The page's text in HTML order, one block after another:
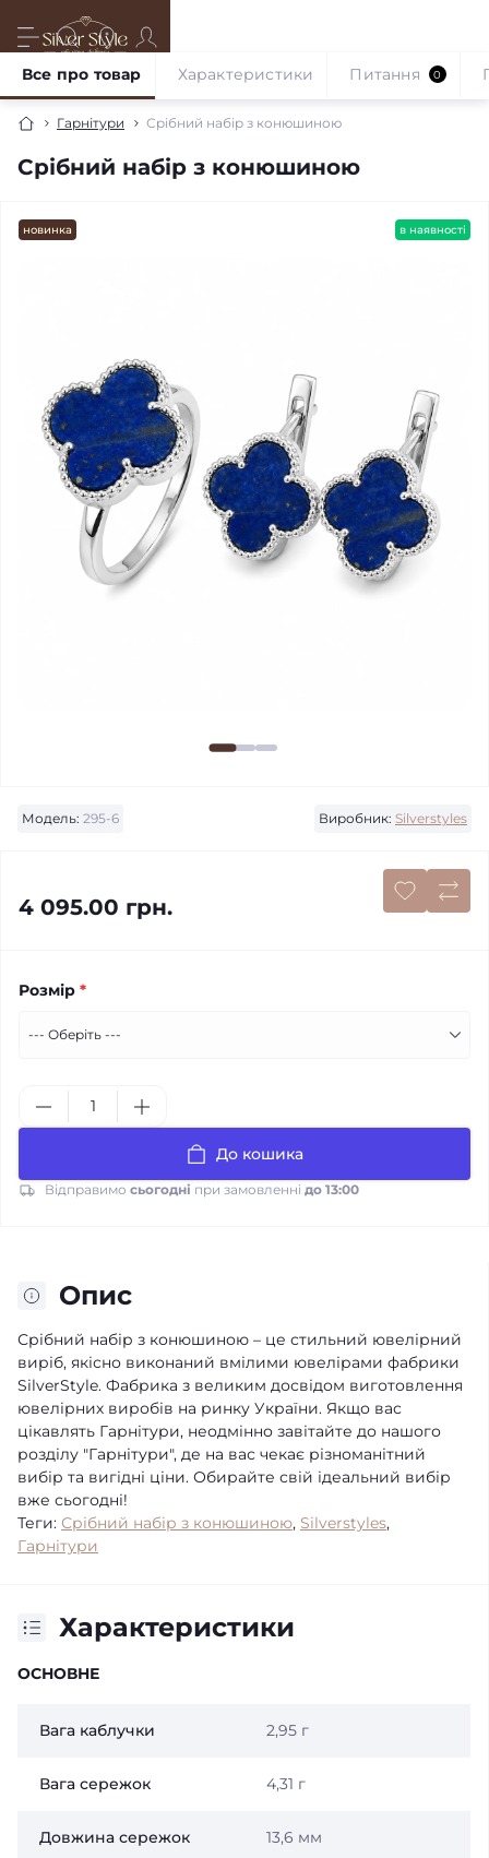
Гарнітури Срібний набір з конюшиною
Срібний набір з конюшиною
Все про товар Характеристики Питання 0
новинка в наявності
Модель: 295-6 Виробник: Silverstyles
4 095.00 грн.
Розмір *
До кошика
Відправимо сьогодні при замовленні до 13:00
Опис
Срібний набір з конюшиною – це стильний ювелірний
виріб, якісно виконаний вмілими ювелірами фабрики
SilverStyle. Фабрика з великим досвідом виготовлення
ювелірних виробів на ринку України. Якщо вас
цікавлять Гарнітури, неодмінно завітайте до нашого
розділу "Гарнітури", де на вас чекає різноманітний
вибір та вигідні ціни. Обирайте свій ідеальний вибір
вже сьогодні!
Теги: Срібний набір з конюшиною, Silverstyles,
Гарнітури
Характеристики
ОСНОВНЕ
Вага каблучки 2,95 г
Вага сережок 4,31 г
Довжина сережок 13,6 мм